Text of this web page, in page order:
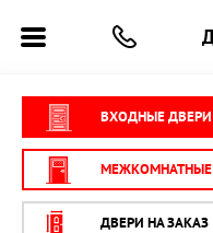
ВХОДНЫЕ ДВЕРИ
МЕЖКОМНАТНЫЕ
ДВЕРИ НА ЗАКАЗ